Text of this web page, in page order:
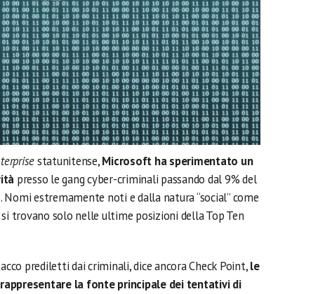
statunitense,Microsoft ha sperimentato un
presso le gang cyber-criminali passando dal 9% del
estremamente noti e dalla natura “social” come
trovano solo nelle ultime posizioni della Top Ten
prediletti dai criminali, dice ancora Check Point,le
la fonte principale dei tentativi di